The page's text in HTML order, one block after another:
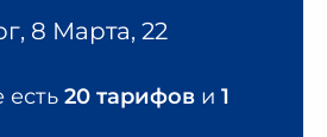
8 Марта, 22
20 тарифов и 1